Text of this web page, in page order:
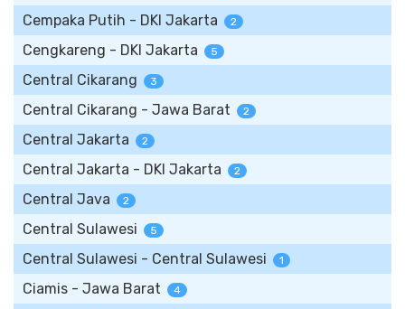
Cempaka Putih - DKI Jakarta 2
Cengkareng - DKI Jakarta 5
Central Cikarang 3
Central Cikarang - Jawa Barat 2
Central Jakarta 2
Central Jakarta - DKI Jakarta 2
Central Java 2
Central Sulawesi 5
Central Sulawesi - Central Sulawesi 1
Ciamis - Jawa Barat 4